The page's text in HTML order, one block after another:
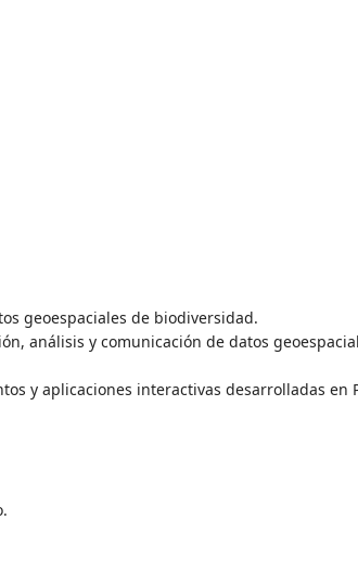
geoespaciales de biodiversidad.
análisis y comunicación de datos
y aplicaciones interactivas desarrolladas en